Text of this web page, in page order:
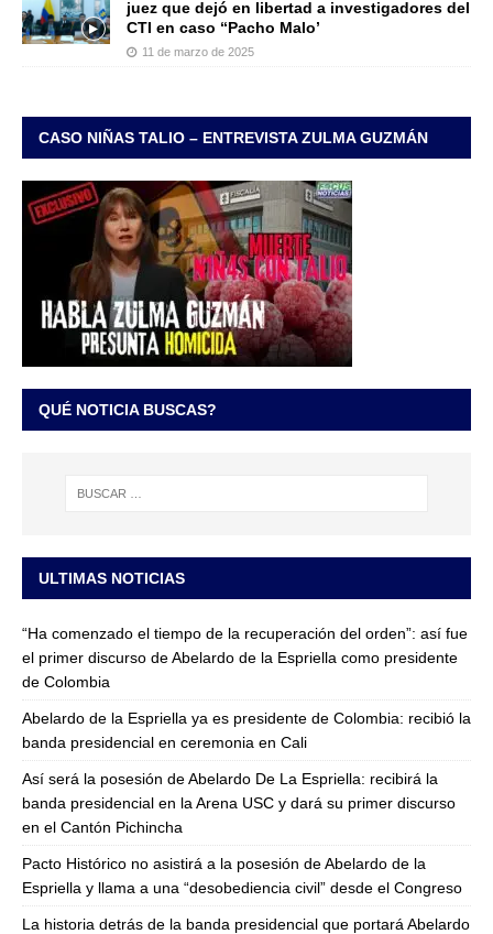
juez que dejó en libertad a investigadores del
CTI en caso “Pacho Malo’
11 de marzo de 2025
CASO NIÑAS TALIO – ENTREVISTA ZULMA GUZMÁN
QUÉ NOTICIA BUSCAS?
ULTIMAS NOTICIAS
“Ha comenzado el tiempo de la recuperación del orden”: así fue
el primer discurso de Abelardo de la Espriella como presidente
de Colombia
Abelardo de la Espriella ya es presidente de Colombia: recibió la
banda presidencial en ceremonia en Cali
Así será la posesión de Abelardo De La Espriella: recibirá la
banda presidencial en la Arena USC y dará su primer discurso
en el Cantón Pichincha
Pacto Histórico no asistirá a la posesión de Abelardo de la
Espriella y llama a una “desobediencia civil” desde el Congreso
La historia detrás de la banda presidencial que portará Abelardo